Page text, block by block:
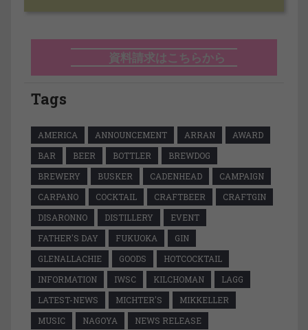
資料請求はこちらから
Tags
AMERICA ANNOUNCEMENT ARRAN
AWARD
BAR
BEER BOTTLER
BREWDOG
BREWERY
BUSKER CADENHEAD
CAMPAIGN
CARPANO
COCKTAIL CRAFTBEER
CRAFTGIN
DISARONNO
DISTILLERY
EVENT
FATHER'S DAY
FUKUOKA
GIN
GLENALLACHIE
GOODS
HOTCOCKTAIL
INFORMATION
IWSC KILCHOMAN
LAGG
LATEST-NEWS
MICHTER'S
MIKKELLER
MUSIC
NAGOYA
NEWS RELEASE